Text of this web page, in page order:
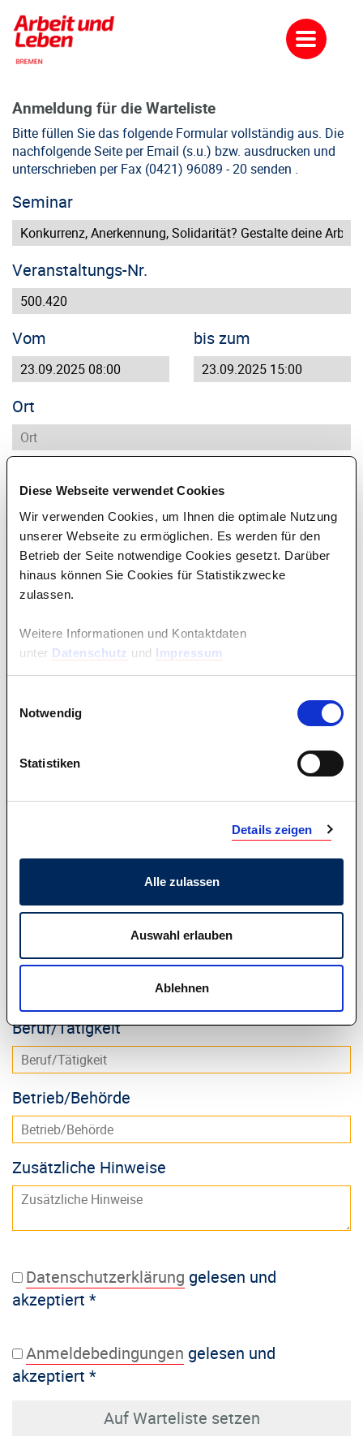
Diese Webseite verwendet Cookies
Wir verwenden Cookies, um Ihnen die optimale Nutzung
unserer Webseite zu ermöglichen. Es werden für den
Betrieb der Seite notwendige Cookies gesetzt. Darüber
hinaus können Sie Cookies für Statistikzwecke
zulassen.
Weitere Informationen und Kontaktdaten
unter Datenschutz und Impressum
Notwendig
Statistiken
Details zeigen
Alle zulassen
Auswahl erlauben
Ablehnen
Anmeldung für die Warteliste
Bitte füllen Sie das folgende Formular vollständig aus. Die
nachfolgende Seite per Email (s.u.) bzw. ausdrucken und
unterschrieben per Fax (0421) 96089 - 20 senden .
Seminar
Veranstaltungs-Nr.
Vom bis zum
Ort
Straße * Nr
Telefon (tagsüber)
Funktion
Beruf/Tätigkeit
Betrieb/Behörde
Zusätzliche Hinweise
Datenschutzerklärung gelesen und
akzeptiert *
Anmeldebedingungen gelesen und
akzeptiert *
Auf Warteliste setzen